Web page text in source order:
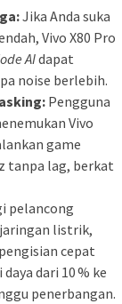
Jika Anda suka
Vivo X80 Pro
AIdapat
noise berlebih.
Pengguna
Vivo
game
tanpa lag, berkat
pelancong
listrik,
cepat
dari 10 % ke
penerbangan.